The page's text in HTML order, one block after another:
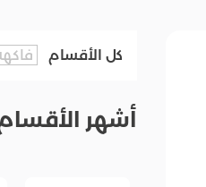
كل الأقسام
أشهر